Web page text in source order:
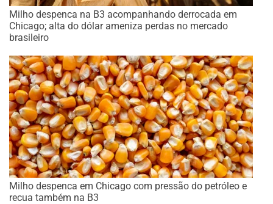
Milho despenca na B3 acompanhando derrocada em
Chicago; alta do dólar ameniza perdas no mercado
brasileiro
Milho despenca em Chicago com pressão do petróleo e
recua também na B3